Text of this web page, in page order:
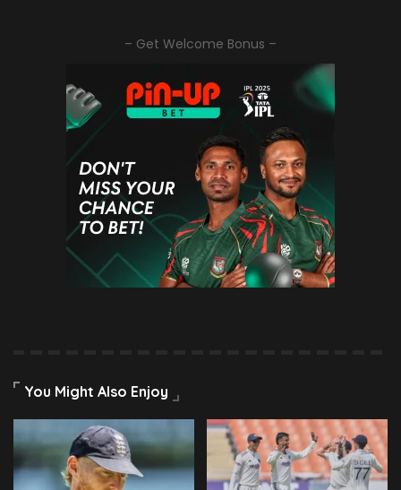
– Get Welcome Bonus –
You Might Also Enjoy